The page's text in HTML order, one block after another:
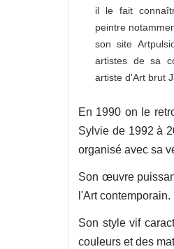
il le fait
peintre
son site
artistes de sa
artiste d'Art brut
En 1990 on le
Sylvie de 1992 à
organisé avec sa
Son œuvre
l'Art contemporain.
Son style vif
couleurs et des